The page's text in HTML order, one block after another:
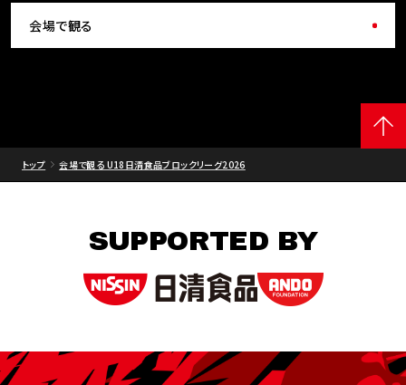
会場で観る
トップ 会場で観る U18日清食品ブロックリーグ2026
SUPPORTED BY